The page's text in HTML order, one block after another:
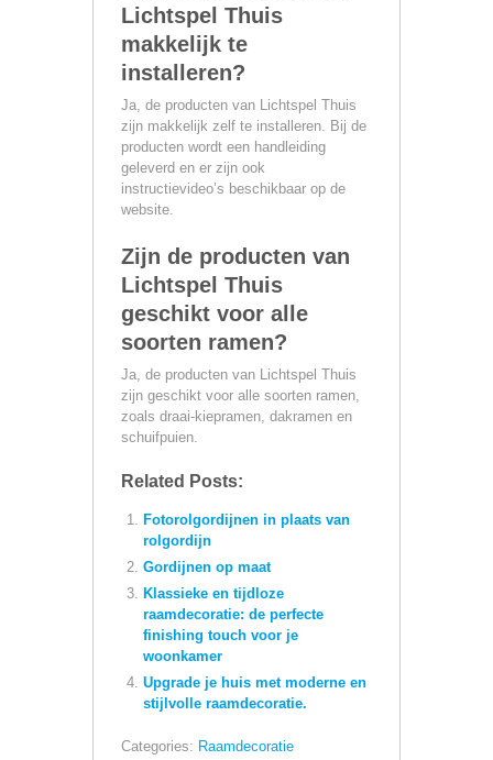
Lichtspel Thuis
makkelijk te
installeren?
Ja, de producten van Lichtspel Thuis
zijn makkelijk zelf te installeren. Bij de
producten wordt een handleiding
geleverd en er zijn ook
instructievideo’s beschikbaar op de
website.
Zijn de producten van
Lichtspel Thuis
geschikt voor alle
soorten ramen?
Ja, de producten van Lichtspel Thuis
zijn geschikt voor alle soorten ramen,
zoals draai-kiepramen, dakramen en
schuifpuien.
Related Posts:
Fotorolgordijnen in plaats van
rolgordijn
Gordijnen op maat
Klassieke en tijdloze
raamdecoratie: de perfecte
finishing touch voor je
woonkamer
Upgrade je huis met moderne en
stijlvolle raamdecoratie.
Categories: Raamdecoratie